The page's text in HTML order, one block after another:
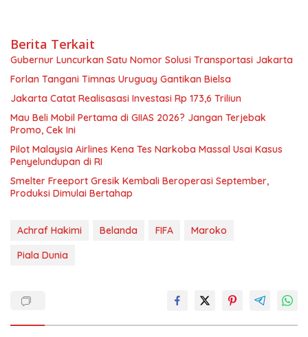
Berita Terkait
Gubernur Luncurkan Satu Nomor Solusi Transportasi Jakarta
Forlan Tangani Timnas Uruguay Gantikan Bielsa
Jakarta Catat Realisasasi Investasi Rp 173,6 Triliun
Mau Beli Mobil Pertama di GIIAS 2026? Jangan Terjebak
Promo, Cek Ini
Pilot Malaysia Airlines Kena Tes Narkoba Massal Usai Kasus
Penyelundupan di RI
Smelter Freeport Gresik Kembali Beroperasi September,
Produksi Dimulai Bertahap
Achraf Hakimi Belanda FIFA
Maroko
Piala Dunia